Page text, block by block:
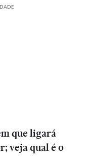
que ligará
veja qual é o